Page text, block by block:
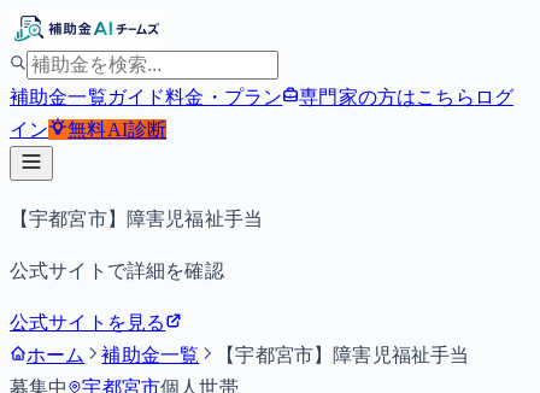
補助金一覧ガイド料金・プラン 専門家の方はこちら ログ
イン
無料AI診断
【宇都宮市】障害児福祉手当
公式サイトで詳細を確認
公式サイトを見る
ホーム
補助金一覧
【宇都宮市】障害児福祉手当
募集中
宇都宮市個人世帯